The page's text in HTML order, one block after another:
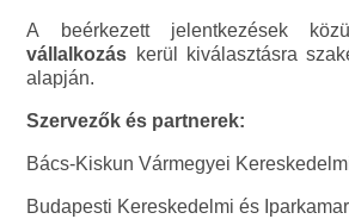
A beérkezett jelentkezések
vállalkozás kerül kiválasztásra
alapján.
Szervezők és partnerek:
Bács-Kiskun Vármegyei
Budapesti Kereskedelmi és